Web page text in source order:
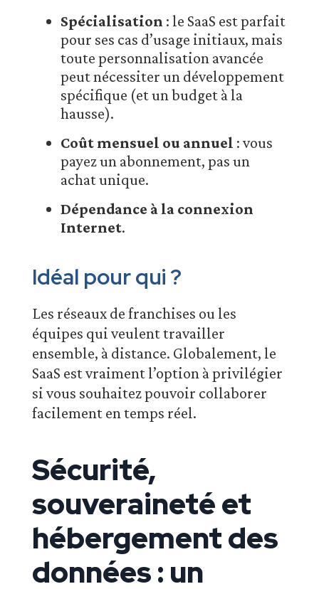
Spécialisation : le SaaS est parfait
pour ses cas d’usage initiaux, mais
toute personnalisation avancée
peut nécessiter un développement
spécifique (et un budget à la
hausse).
Coût mensuel ou annuel : vous
payez un abonnement, pas un
achat unique.
Dépendance à la connexion
Internet.
Idéal pour qui ?
Les réseaux de franchises ou les
équipes qui veulent travailler
ensemble, à distance. Globalement, le
SaaS est vraiment l’option à privilégier
si vous souhaitez pouvoir collaborer
facilement en temps réel.
Sécurité,
souveraineté et
hébergement des
données : un